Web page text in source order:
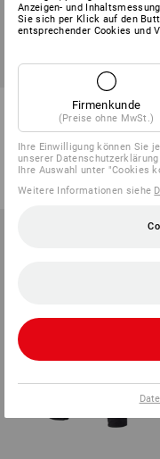
Warnschutz-Bundhose
e.s.concrete
1 Farbe
ab 71,28 €
Anzeigen- und
Sie sich per Klick auf den
entsprechender Cookies und
Firmenkunde
(Preise ohne MwSt.)
Ihre Einwilligung können Sie
unserer
Ihre Auswahl unter "Cookies
Weitere Informationen siehe